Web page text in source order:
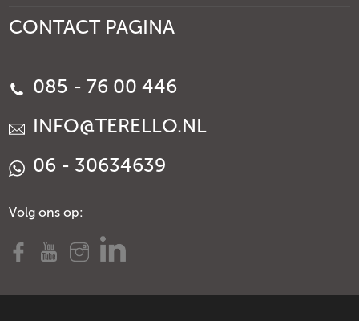
CONTACT PAGINA
085 - 76 00 446
INFO@TERELLO.NL
06 - 30634639
Volg ons op: